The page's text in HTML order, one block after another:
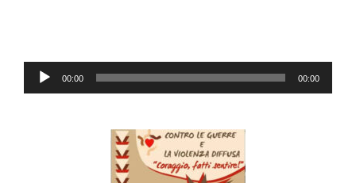
Audio
Player
00:00 00:00